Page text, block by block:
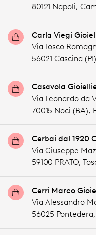
80121 Napoli,
Carla Viegi
Via Tosco
56021 Cascina
Casavola
Via Leonardo da
70015 Noci (BA),
Cerbai dal 1920
Via Giuseppe
59100 PRATO,
Cerri Marco
Via Alessandro
56025 Pontedera,